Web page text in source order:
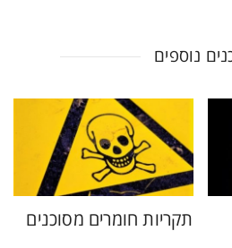
נוספים
תקריות חומרים מסוכנים